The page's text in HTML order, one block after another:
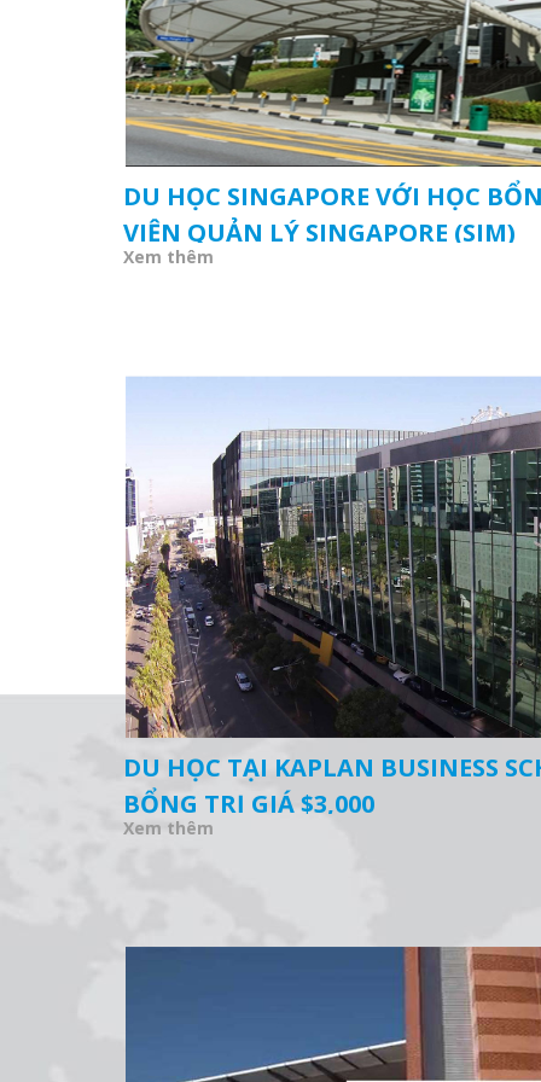
DU HỌC SINGAPORE VỚI HỌC
VIỆN QUẢN LÝ SINGAPORE (SIM)
Xem thêm
DU HỌC TẠI KAPLAN BUSINESS
BỔNG TRỊ GIÁ $3,000
Xem thêm